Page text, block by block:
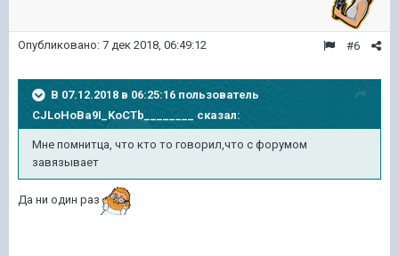
#6
Опубликовано: 7 дек 2018, 06:49:12
В 07.12.2018 в 06:25:16 пользователь
CJLoHoBa9I_KoCTb________ сказал:
Мне помнитца, что кто то говорил,что с форумом
завязывает
Да ни один раз